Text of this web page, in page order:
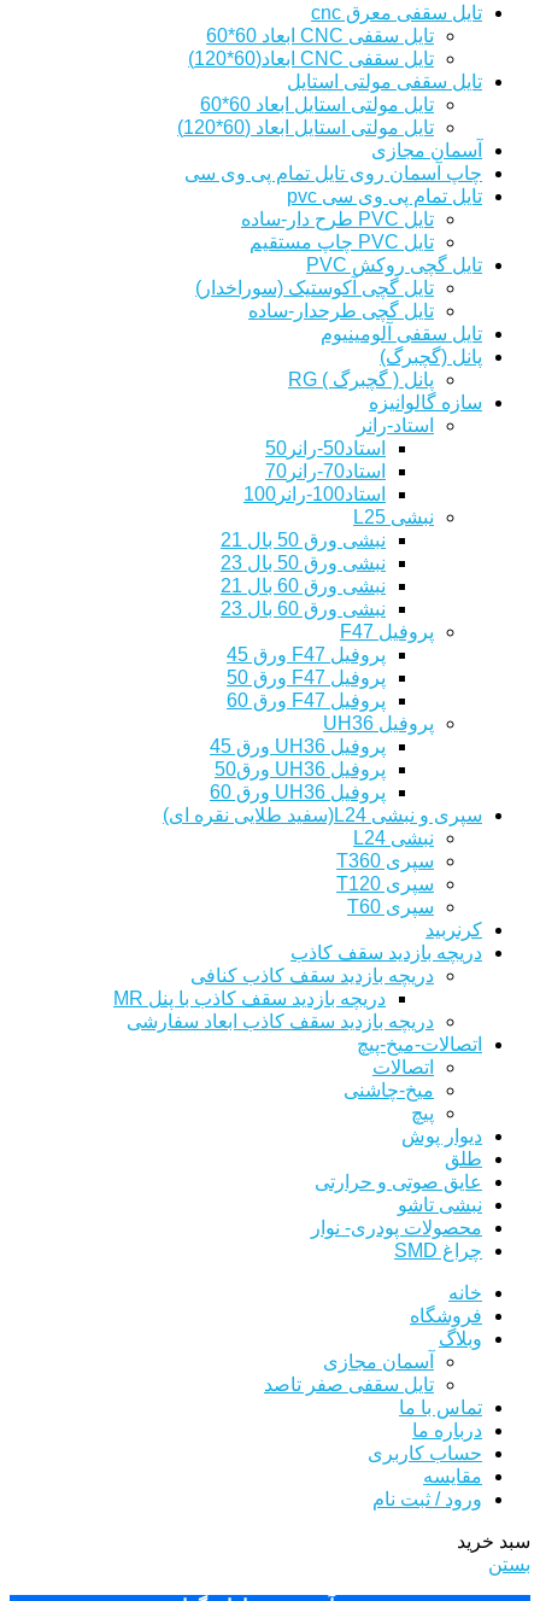
تایل سقفی معرق cnc
تایل سقفی CNC ابعاد 60*60
تایل سقفی CNC ابعاد(60*120)
تایل سقفی مولتی استایل
تایل مولتی استایل ابعاد 60*60
تایل مولتی استایل ابعاد (60*120)
آسمان مجازی
چاپ آسمان روی تایل تمام پی وی سی
تایل تمام پی وی سی pvc
تایل PVC طرح دار-ساده
تایل PVC چاپ مستقیم
تایل گچی روکش PVC
تایل گچی آکوستیک (سوراخدار)
تایل گچی طرحدار-ساده
تایل سقفی آلومینیوم
پانل (گچبرگ)
پانل ( گچبرگ ) RG
سازه گالوانیزه
استاد-رانر
استاد50-رانر50
استاد70-رانر70
استاد100-رانر100
نبشی L25
نبشی ورق 50 بال 21
نبشی ورق 50 بال 23
نبشی ورق 60 بال 21
نبشی ورق 60 بال 23
پروفیل F47
پروفیل F47 ورق 45
پروفیل F47 ورق 50
پروفیل F47 ورق 60
پروفیل UH36
پروفیل UH36 ورق 45
پروفیل UH36 ورق50
پروفیل UH36 ورق 60
سپری و نبشی L24(سفید طلایی نقره ای)
نبشی L24
سپری T360
سپری T120
سپری T60
کرنربید
دریچه بازدید سقف کاذب
دریچه بازدید سقف کاذب کنافی
دریچه بازدید سقف کاذب با پنل MR
دریچه بازدید سقف کاذب ابعاد سفارشی
اتصالات-میخ-پیچ
اتصالات
میخ-چاشنی
پیچ
دیوار پوش
طلق
عایق صوتی و حرارتی
نبشی تاشو
محصولات پودری- نوار
چراغ SMD
خانه
فروشگاه
وبلاگ
آسمان مجازی
تایل سقفی صفر تاصد
تماس با ما
درباره ما
حساب کاربری
مقایسه
ورود / ثبت نام
سبد خرید
بستن